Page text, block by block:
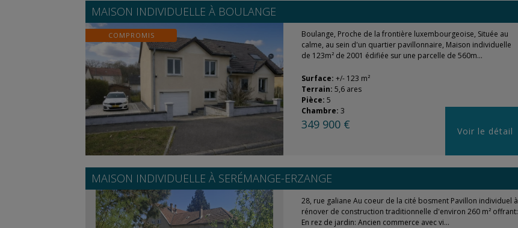
MAISON INDIVIDUELLE À BOULANGE
COMPROMIS
Boulange, Proche de la frontière luxembourgeoise, Située au
calme, au sein d'un quartier pavillonnaire, Maison individuelle
de 123m² de 2001 édifiée sur une parcelle de 560m...
Surface: +/- 123 m²
Terrain: 5,6 ares
Pièce: 5
Chambre: 3
349 900 € Voir le détail
MAISON INDIVIDUELLE À SERÉMANGE-ERZANGE
28, rue galiane Au coeur de la cité bosment Pavillon individuel à
rénover de construction traditionnelle d'environ 260 m² offrant:
En rez de jardin: Ancien commerce avec vi...